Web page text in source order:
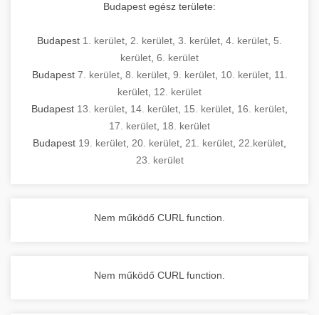
Budapest egész területe:
Budapest 1. kerület 2. kerület 3. kerület 4. kerület 5.
kerület 6. kerület
Budapest 7. kerület, 8. kerület, 9. kerület, 10. kerület, 11.
kerület 12. kerület
Budapest 13. kerület 14. kerület 15. kerület 16. kerület
17. kerület 18. kerület
Budapest 19. kerület 20. kerület 21. kerület 22.kerület
23. kerület
Nem működő CURL function.
Nem működő CURL function.